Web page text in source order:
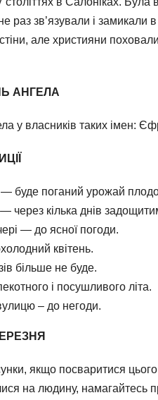
раз зв’язували і
але християни
АНГЕЛА
у власників таких імен:
буде поганий урожай
через кілька днів
— до ясної погоди.
квітень.
більше не буде.
і посушливого літа.
– до негоди.
якщо посваритися
на людину, намагайтесь